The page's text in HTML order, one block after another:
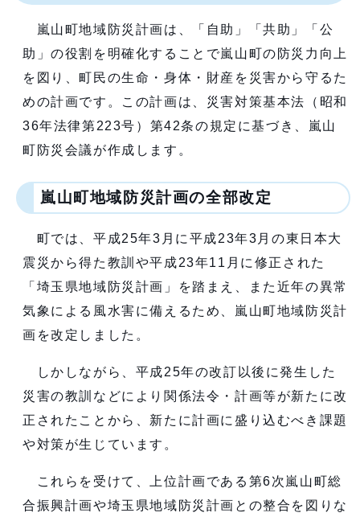
嵐山町地域防災計画は、「自助」「共助」「公
助」の役割を明確化することで嵐山町の防災力向上
を図り、町民の生命・身体・財産を災害から守るた
めの計画です。この計画は、災害対策基本法（昭和
36年法律第223号）第42条の規定に基づき、嵐山
町防災会議が作成します。
嵐山町地域防災計画の全部改定
町では、平成25年3月に平成23年3月の東日本大
震災から得た教訓や平成23年11月に修正された
「埼玉県地域防災計画」を踏まえ、また近年の異常
気象による風水害に備えるため、嵐山町地域防災計
画を改定しました。
しかしながら、平成25年の改訂以後に発生した
災害の教訓などにより関係法令・計画等が新たに改
正されたことから、新たに計画に盛り込むべき課題
や対策が生じています。
これらを受けて、上位計画である第6次嵐山町総
合振興計画や埼玉県地域防災計画との整合を図りな